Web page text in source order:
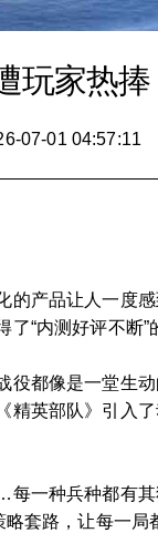
玩家热捧
07-01 04:57:11
产品让人一度
“内测好评不断”
都像是一堂生
英部队》引入
一种兵种都有
套路，让每一